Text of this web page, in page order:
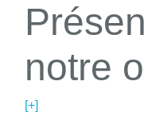
notre
[+]